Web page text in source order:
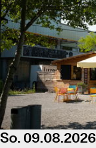
So. 09.08.2026